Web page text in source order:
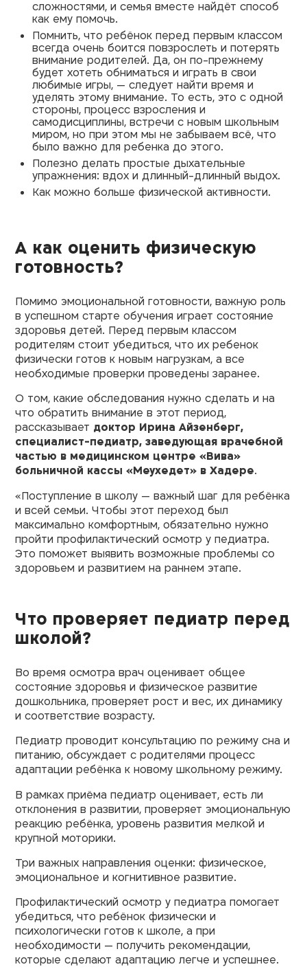
сложностями, и семья вместе найдёт способ
как ему помочь.
Помнить, что ребёнок перед первым классом
всегда очень боится повзрослеть и потерять
внимание родителей. Да, он по-прежнему
будет хотеть обниматься и играть в свои
любимые игры, — следует найти время и
уделять этому внимание. То есть, это с одной
стороны, процесс взросления и
самодисциплины, встречи с новым школьным
миром, но при этом мы не забываем всё, что
было важно для ребенка до этого.
Полезно делать простые дыхательные
упражнения: вдох и длинный-длинный выдох.
Как можно больше физической активности.
А как оценить физическую
готовность?
Помимо эмоциональной готовности, важную роль
в успешном старте обучения играет состояние
здоровья детей. Перед первым классом
родителям стоит убедиться, что их ребенок
физически готов к новым нагрузкам, а все
необходимые проверки проведены заранее.
О том, какие обследования нужно сделать и на
что обратить внимание в этот период,
рассказывает доктор Ирина Айзенберг,
специалист-педиатр, заведующая врачебной
частью в медицинском центре «Вива»
больничной кассы «Меухедет» в Хадере.
«Поступление в школу — важный шаг для ребёнка
и всей семьи. Чтобы этот переход был
максимально комфортным, обязательно нужно
пройти профилактический осмотр у педиатра.
Это поможет выявить возможные проблемы со
здоровьем и развитием на раннем этапе.
Что проверяет педиатр перед
школой?
Во время осмотра врач оценивает общее
состояние здоровья и физическое развитие
дошкольника, проверяет рост и вес, их динамику
и соответствие возрасту.
Педиатр проводит консультацию по режиму сна и
питанию, обсуждает с родителями процесс
адаптации ребёнка к новому школьному режиму.
В рамках приёма педиатр оценивает, есть ли
отклонения в развитии, проверяет эмоциональную
реакцию ребёнка, уровень развития мелкой и
крупной моторики.
Три важных направления оценки: физическое,
эмоциональное и когнитивное развитие.
Профилактический осмотр у педиатра помогает
убедиться, что ребёнок физически и
психологически готов к школе, а при
необходимости — получить рекомендации,
которые сделают адаптацию легче и успешнее.